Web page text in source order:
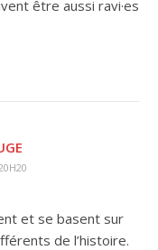
être aussi ravi·es
et se basent sur
de l’histoire.